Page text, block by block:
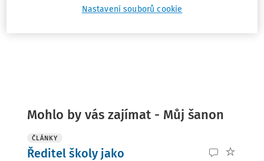
1. 8. 2026 - 31. 8. 2026
Mohlo by vás zajímat - Můj šanon
ČLÁNKY
Ředitel školy jako
Nastavení souborů cookie